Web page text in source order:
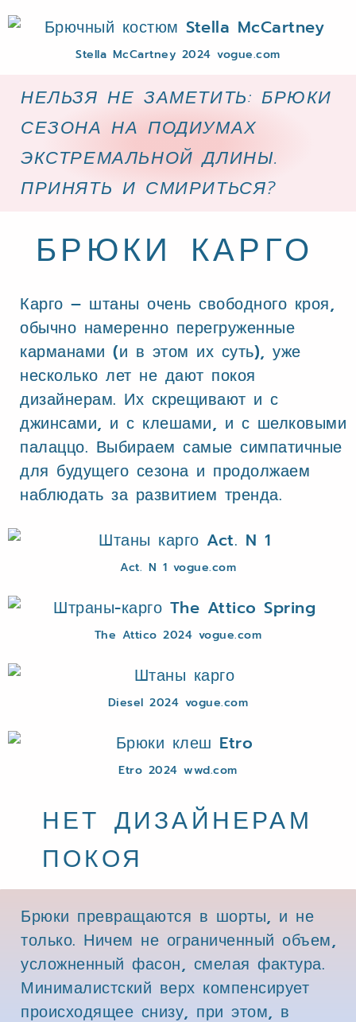
Stella McCartney 2024 vogue.com
НЕЛЬЗЯ НЕ ЗАМЕТИТЬ: БРЮКИ
СЕЗОНА НА ПОДИУМАХ
ЭКСТРЕМАЛЬНОЙ ДЛИНЫ.
ПРИНЯТЬ И СМИРИТЬСЯ?
БРЮКИ КАРГО
Карго – штаны очень свободного кроя,
обычно намеренно перегруженные
карманами (и в этом их суть), уже
несколько лет не дают покоя
дизайнерам. Их скрещивают и с
джинсами, и с клешами, и с шелковыми
палаццо. Выбираем самые симпатичные
для будущего сезона и продолжаем
наблюдать за развитием тренда.
Act. N 1 vogue.com
The Attico 2024 vogue.com
Diesel 2024 vogue.com
Etro 2024 wwd.com
НЕТ ДИЗАЙНЕРАМ
ПОКОЯ
Брюки превращаются в шорты, и не
только. Ничем не ограниченный объем,
усложненный фасон, смелая фактура.
Минималистский верх компенсирует
происходящее снизу, при этом, в